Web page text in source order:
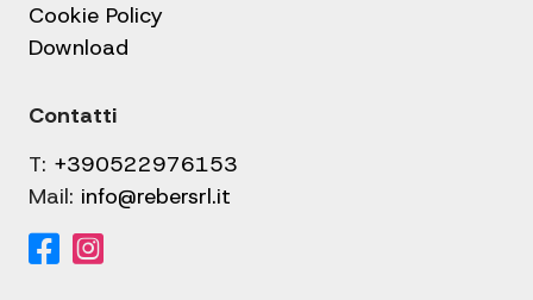
Cookie Policy
Download
Contatti
T: +390522976153
Mail: info@rebersrl.it